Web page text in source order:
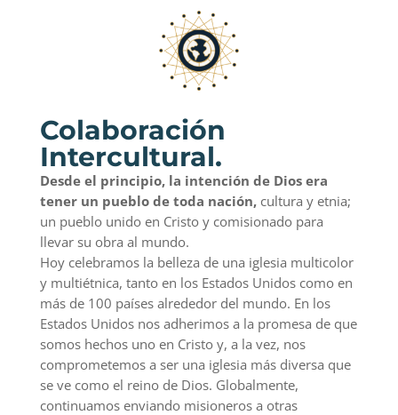
Colaboración
Intercultural.
Desde el principio, la intención de Dios era
tener un pueblo de toda nación,cultura y etnia;
un pueblo unido en Cristo y comisionado para
llevar su obra al mundo.
Hoy celebramos la belleza de una iglesia multicolor
y multiétnica, tanto en los Estados Unidos como en
más de 100 países alrededor del mundo. En los
Estados Unidos nos adherimos a la promesa de que
somos hechos uno en Cristo y, a la vez, nos
comprometemos a ser una iglesia más diversa que
se ve como el reino de Dios. Globalmente,
continuamos enviando misioneros a otras